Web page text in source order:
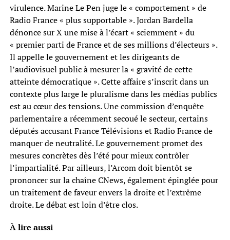
virulence. Marine Le Pen juge le « comportement » de
Radio France « plus supportable ». Jordan Bardella
dénonce sur X une mise à l’écart « sciemment » du
« premier parti de France et de ses millions d’électeurs ».
Il appelle le gouvernement et les dirigeants de
l’audiovisuel public à mesurer la « gravité de cette
atteinte démocratique ». Cette affaire s’inscrit dans un
contexte plus large le pluralisme dans les médias publics
est au cœur des tensions. Une commission d’enquête
parlementaire a récemment secoué le secteur, certains
députés accusant France Télévisions et Radio France de
manquer de neutralité. Le gouvernement promet des
mesures concrètes dès l’été pour mieux contrôler
l’impartialité. Par ailleurs, l’Arcom doit bientôt se
prononcer sur la chaîne CNews, également épinglée pour
un traitement de faveur envers la droite et l’extrême
droite. Le débat est loin d’être clos.
À lire aussi